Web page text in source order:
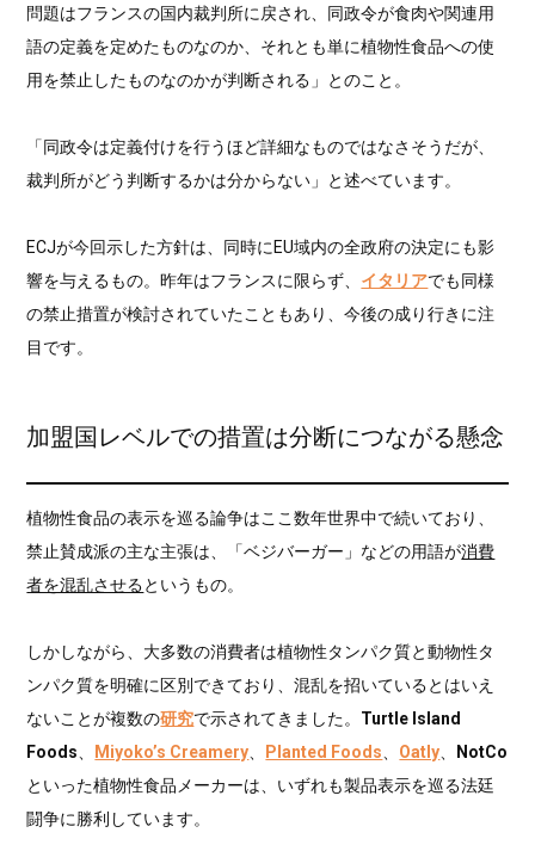
問題はフランスの国内裁判所に戻され、同政令が食肉や関連用
語の定義を定めたものなのか、それとも単に植物性食品への使
用を禁止したものなのかが判断される」とのこと。
「同政令は定義付けを行うほど詳細なものではなさそうだが、
裁判所がどう判断するかは分からない」と述べています。
ECJが今回示した方針は、同時にEU域内の全政府の決定にも影
響を与えるもの。昨年はフランスに限らず、 イタリアでも同様
の禁止措置が検討されていたこともあり、今後の成り行きに注
目です。
加盟国レベルでの措置は分断につながる懸念
植物性食品の表示を巡る論争はここ数年世界中で続いており、
禁止賛成派の主な主張は、「ベジバーガー」などの用語が消費
者を混乱させるというもの。
しかしながら、大多数の消費者は植物性タンパク質と動物性タ
ンパク質を明確に区別できており、混乱を招いているとはいえ
ないことが複数の研究で示されてきました。 Turtle Island
Foods、 Miyoko’s Creamery、 Planted Foods、 Oatly、
NotCo
といった植物性食品メーカーは、いずれも製品表示を巡る法廷
闘争に勝利しています。